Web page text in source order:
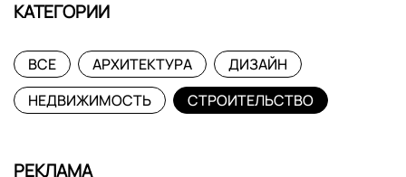
КАТЕГОРИИ
ВСЕ АРХИТЕКТУРА
ДИЗАЙН
НЕДВИЖИМОСТЬ
СТРОИТЕЛЬСТВО
РЕКЛАМА